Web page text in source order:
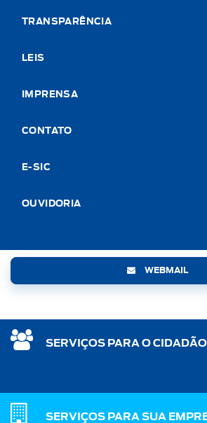
TRANSPARÊNCIA
LEIS
IMPRENSA
CONTATO
E-SIC
OUVIDORIA
WEBMAIL
SERVIÇOS PARA O CIDADÃO
SERVIÇOS PARA SUA